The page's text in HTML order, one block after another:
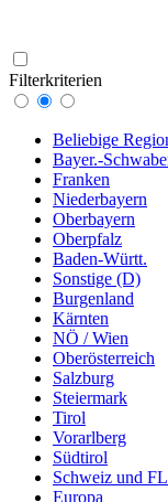
Filterkriterien
Beliebige
Bayer.-
Franken
Niederbayern
Oberbayern
Oberpfalz
Baden-Württ.
Sonstige (D)
Burgenland
Kärnten
NÖ / Wien
Oberösterreich
Salzburg
Steiermark
Tirol
Vorarlberg
Südtirol
Schweiz und FL
Europa